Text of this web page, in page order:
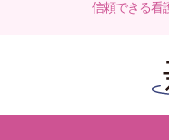
信頼できる看